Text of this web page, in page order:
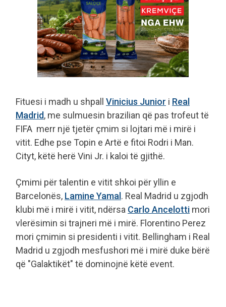
Fituesi i madh u shpall Vinicius Junior i Real
Madrid, me sulmuesin brazilian që pas trofeut të
FIFA merr një tjetër çmim si lojtari më i mirë i
vitit. Edhe pse Topin e Artë e fitoi Rodri i Man.
Cityt, këtë herë Vini Jr. i kaloi të gjithë.
Çmimi për talentin e vitit shkoi për yllin e
Barcelonës, Lamine Yamal . Real Madrid u zgjodh
klubi më i mirë i vitit, ndërsa Carlo Ancelotti mori
vlerësimin si trajneri më i mirë. Florentino Perez
mori çmimin si presidenti i vitit. Bellingham i Real
Madrid u zgjodh mesfushori më i mirë duke bërë
që "Galaktikët" të dominojnë këtë event.